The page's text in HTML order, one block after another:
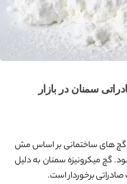
سمنان در بازار
گچ های ساختمانی بر اساس مش
گچ میکرونیزه سمنان به دلیل
برخوردار است.